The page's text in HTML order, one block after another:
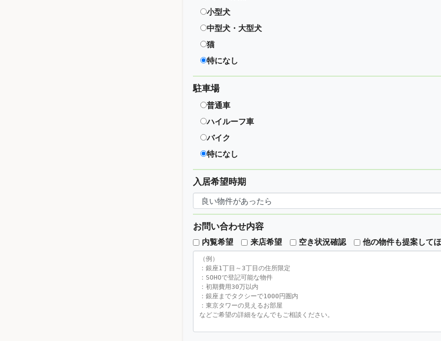
小型犬
中型犬・大型犬
猫
特になし
駐車場
普通車
ハイルーフ車
バイク
特になし
入居希望時期
お問い合わせ内容
内覧希望 来店希望 空き状況確認 他の物件も提案して